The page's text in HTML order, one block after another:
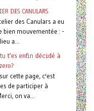
DES CANULARS
des Canulars a eu
bien mouvementée : -
a...
t'es enfin décidé à
cette page, c'est
de participer à
on va...